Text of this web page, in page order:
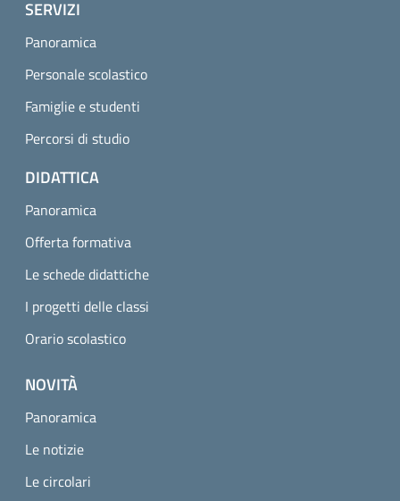
SERVIZI
Panoramica
Personale scolastico
Famiglie e studenti
Percorsi di studio
DIDATTICA
Panoramica
Offerta formativa
Le schede didattiche
I progetti delle classi
Orario scolastico
NOVITÀ
Panoramica
Le notizie
Le circolari